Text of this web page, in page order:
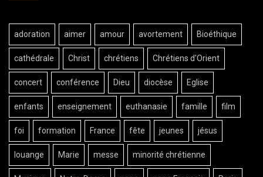
adoration aimer amour avortement Bioéthique
cathédrale Christ chrétiens Chrétiens d'Orient
concert conférence Dieu diocèse Eglise
enfants enseignement euthanasie famille film
foi formation France fête jeunes jésus
louange Marie messe minorité chrétienne